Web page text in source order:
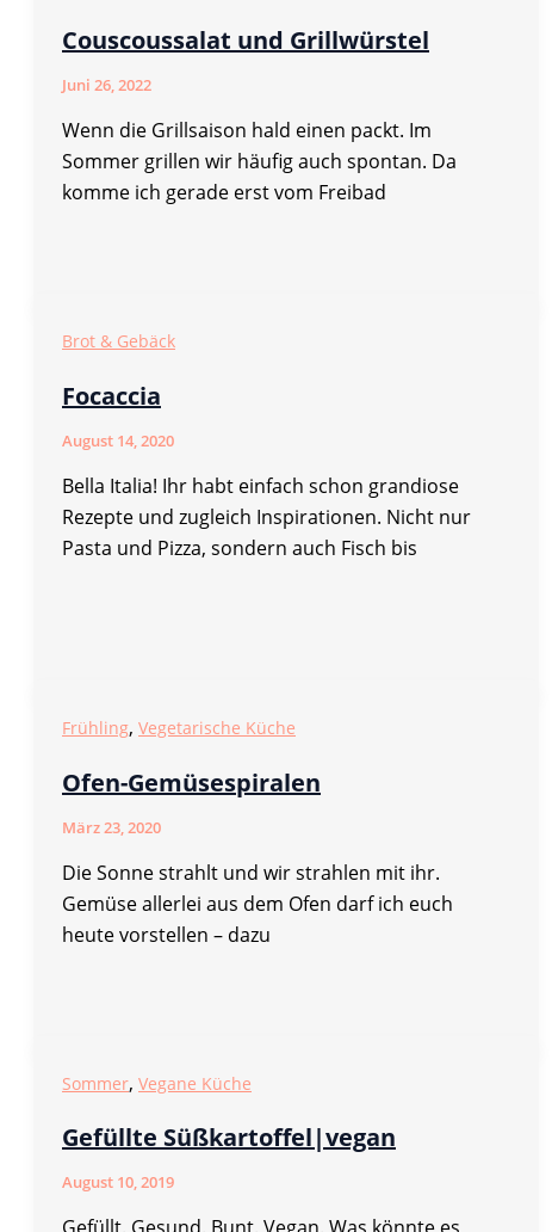
Couscoussalat und Grillwürstel
Juni 26, 2022
Wenn die Grillsaison hald einen packt. Im
Sommer grillen wir häufig auch spontan. Da
komme ich gerade erst vom Freibad
Brot & Gebäck
Focaccia
August 14, 2020
Bella Italia! Ihr habt einfach schon grandiose
Rezepte und zugleich Inspirationen. Nicht nur
Pasta und Pizza, sondern auch Fisch bis
Frühling, Vegetarische Küche
Ofen-Gemüsespiralen
März 23, 2020
Die Sonne strahlt und wir strahlen mit ihr.
Gemüse allerlei aus dem Ofen darf ich euch
heute vorstellen – dazu
Sommer, Vegane Küche
Gefüllte Süßkartoffel|vegan
August 10, 2019